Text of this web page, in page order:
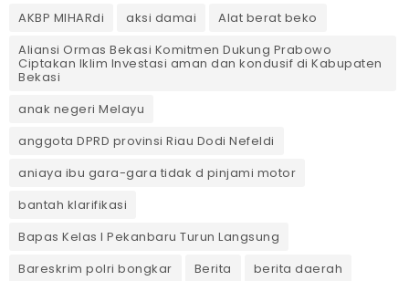
AKBP MIHARdi
aksi damai
Alat berat beko
Aliansi Ormas Bekasi Komitmen Dukung Prabowo
Ciptakan Iklim Investasi aman dan kondusif di Kabupaten
Bekasi
anak negeri Melayu
anggota DPRD provinsi Riau Dodi Nefeldi
aniaya ibu gara-gara tidak d pinjami motor
bantah klarifikasi
Bapas Kelas I Pekanbaru Turun Langsung
Bareskrim polri bongkar
Berita
berita daerah